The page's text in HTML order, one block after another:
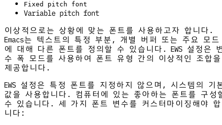
Fixed pitch font
Variable pitch font
이상적으로는 상황에 맞는 폰트를 사용하고자 합니다.
Emacs는 텍스트의 특정 부분, 개별 버퍼 또는 주요 모드
에 대해 다른 폰트를 정의할 수 있습니다. EWS 설정은
수 폭 모드를 사용하여 폰트 유형 간의 이상적인 조합을
제공합니다.
EWS 설정은 특정 폰트를 지정하지 않으며, 시스템의 기
값을 사용합니다. 컴퓨터에 있는 좋아하는 폰트를 구성
수 있습니다. 세 가지 폰트 변수를 커스터마이징해야 합
니다: